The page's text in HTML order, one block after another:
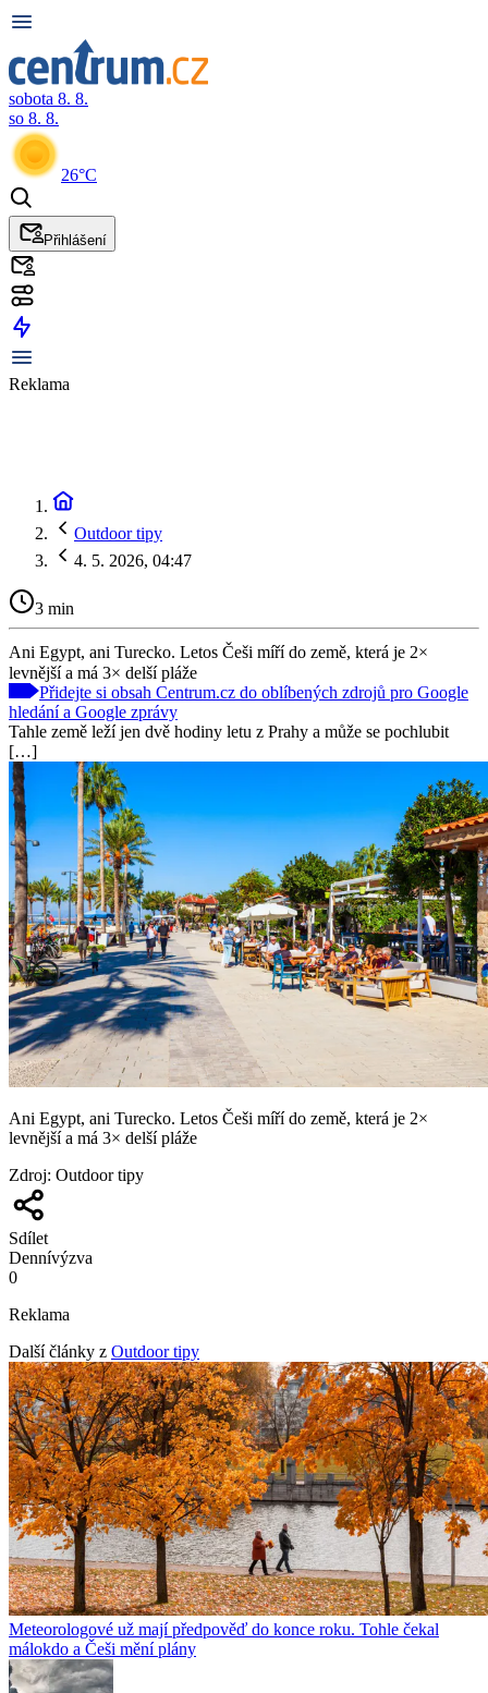
sobota 8. 8.
so 8. 8.
26°C
Přihlášení
Reklama
Outdoor tipy
4. 5. 2026, 04:47
3 min
Ani Egypt, ani Turecko. Letos Češi míří do země, která je 2×
levnější a má 3× delší pláže
Přidejte si obsah Centrum.cz do oblíbených zdrojů pro Google
hledání a Google zprávy
Tahle země leží jen dvě hodiny letu z Prahy a může se pochlubit
[…]
Ani Egypt, ani Turecko. Letos Češi míří do země, která je 2×
levnější a má 3× delší pláže
Zdroj: Outdoor tipy
Sdílet
Dennívýzva
0
Reklama
Další články z Outdoor tipy
Meteorologové už mají předpověď do konce roku. Tohle čekal
málokdo a Češi mění plány